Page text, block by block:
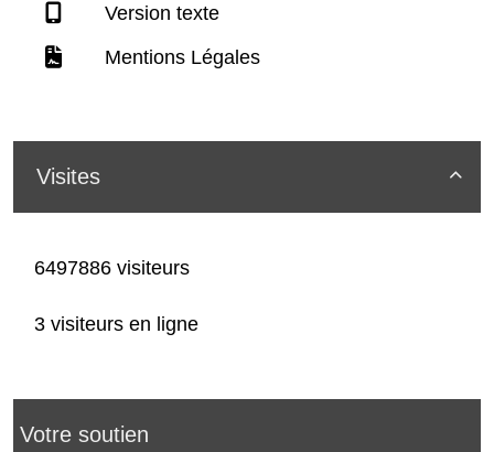
Version texte
Mentions Légales

Visites
6497886 visiteurs
3 visiteurs en ligne
Votre soutien